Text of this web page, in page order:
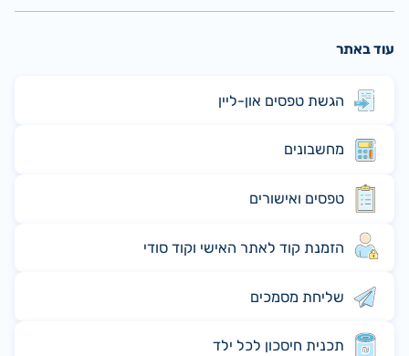
עוד באתר
הגשת טפסים און-ליין
מחשבונים
טפסים ואישורים
הזמנת קוד לאתר האישי וקוד סודי
שליחת מסמכים
תכנית חיסכון לכל ילד